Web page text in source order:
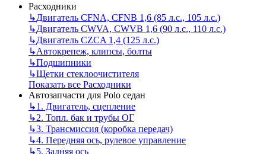
Расходники
↳Двигатель CFNA, CFNB 1,6 (85 л.с., 105 л.с.)
↳Двигатель CWVA, CWVB 1,6 (90 л.с., 110 л.с.)
↳Двигатель CZCA 1,4 (125 л.с.)
↳Автокрепеж, клипсы, болты
↳Подшипники
↳Щетки стеклоочистителя
Показать все Расходники
Автозапчасти для Polo седан
↳1. Двигатель, сцепление
↳2. Топл. бак и трубы ОГ
↳3. Трансмиссия (коробка передач)
↳4. Передняя ось, рулевое управление
↳5. Задняя ось